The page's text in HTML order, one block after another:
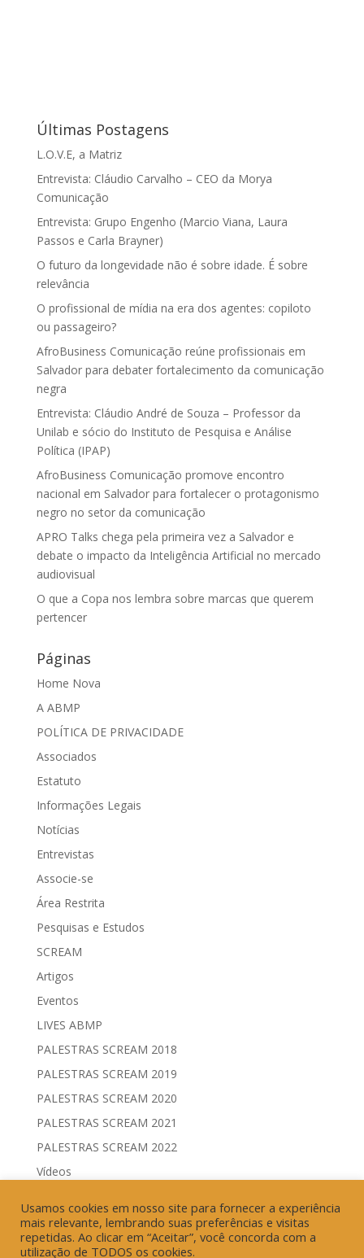
Últimas Postagens
L.O.V.E, a Matriz
Entrevista: Cláudio Carvalho – CEO da Morya
Comunicação
Entrevista: Grupo Engenho (Marcio Viana, Laura
Passos e Carla Brayner)
O futuro da longevidade não é sobre idade. É sobre
relevância
O profissional de mídia na era dos agentes: copiloto
ou passageiro?
AfroBusiness Comunicação reúne profissionais em
Salvador para debater fortalecimento da comunicação
negra
Entrevista: Cláudio André de Souza – Professor da
Unilab e sócio do Instituto de Pesquisa e Análise
Política (IPAP)
AfroBusiness Comunicação promove encontro
nacional em Salvador para fortalecer o protagonismo
negro no setor da comunicação
APRO Talks chega pela primeira vez a Salvador e
debate o impacto da Inteligência Artificial no mercado
audiovisual
O que a Copa nos lembra sobre marcas que querem
pertencer
Páginas
Home Nova
A ABMP
POLÍTICA DE PRIVACIDADE
Associados
Estatuto
Informações Legais
Notícias
Entrevistas
Associe-se
Área Restrita
Pesquisas e Estudos
SCREAM
Artigos
Eventos
LIVES ABMP
PALESTRAS SCREAM 2018
PALESTRAS SCREAM 2019
PALESTRAS SCREAM 2020
PALESTRAS SCREAM 2021
PALESTRAS SCREAM 2022
Vídeos
Geração de Resultados & Eficiência Publicitária
Usamos cookies em nosso site para fornecer a experiência
mais relevante, lembrando suas preferências e visitas
repetidas. Ao clicar em “Aceitar”, você concorda com a
utilização de TODOS os cookies.